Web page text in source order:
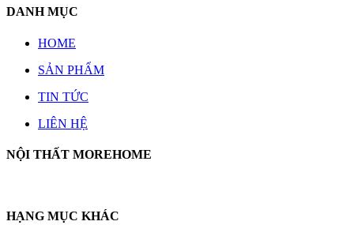
DANH MỤC
HOME
SẢN PHẨM
TIN TỨC
LIÊN HỆ
NỘI THẤT MOREHOME
HẠNG MỤC KHÁC